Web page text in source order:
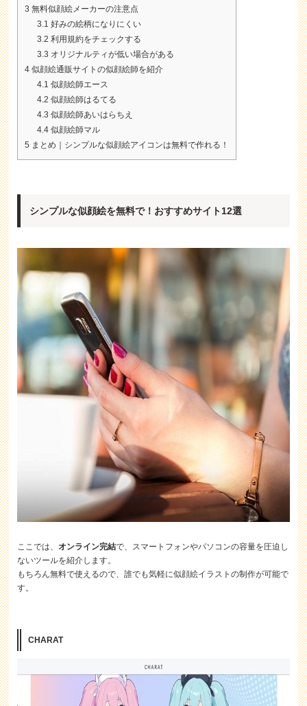
3 無料似顔絵メーカーの注意点
3.1 好みの絵柄になりにくい
3.2 利用規約をチェックする
3.3 オリジナルティが低い場合がある
4 似顔絵通販サイトの似顔絵師を紹介
4.1 似顔絵師エース
4.2 似顔絵師はるてる
4.3 似顔絵師あいはらちえ
4.4 似顔絵師マル
5 まとめ｜シンプルな似顔絵アイコンは無料で作れる！
シンプルな似顔絵を無料で！おすすめサイト12選
ここでは、オンライン完結で、スマートフォンやパソコンの容量を圧迫し
ないツールを紹介します。
もちろん無料で使えるので、誰でも気軽に似顔絵イラストの制作が可能で
す。
CHARAT